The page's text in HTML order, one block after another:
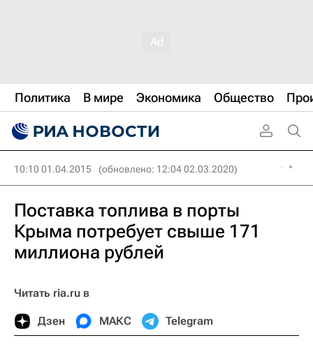
Политика В мире Экономика Общество
10:10 01.04.2015 (обновлено: 12:04 02.03.2020)
Поставка топлива в порты
Крыма потребует свыше 171
миллиона рублей
Читать ria.ru в
Дзен МАКС Telegram